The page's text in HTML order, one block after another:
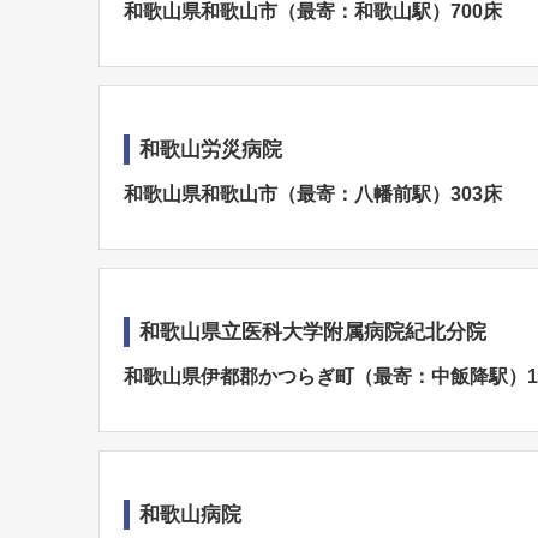
和歌山県和歌山市（最寄：和歌山駅）700床
和歌山労災病院
和歌山県和歌山市（最寄：八幡前駅）303床
和歌山県立医科大学附属病院紀北分院
和歌山県伊都郡かつらぎ町（最寄：中飯降駅）
和歌山病院